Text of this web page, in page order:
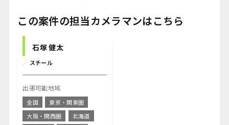
この案件の担当カメラマンはこちら
石塚 健太
／ スチール
出張可能地域
全国
東京・関東圏
大阪・関西圏
北海道